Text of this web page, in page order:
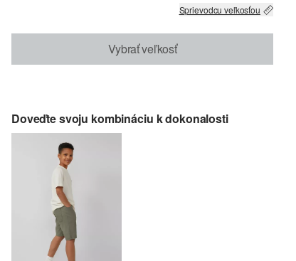
Sprievodcu veľkosťou
Vybrať veľkosť
Doveďte svoju kombináciu k dokonalosti